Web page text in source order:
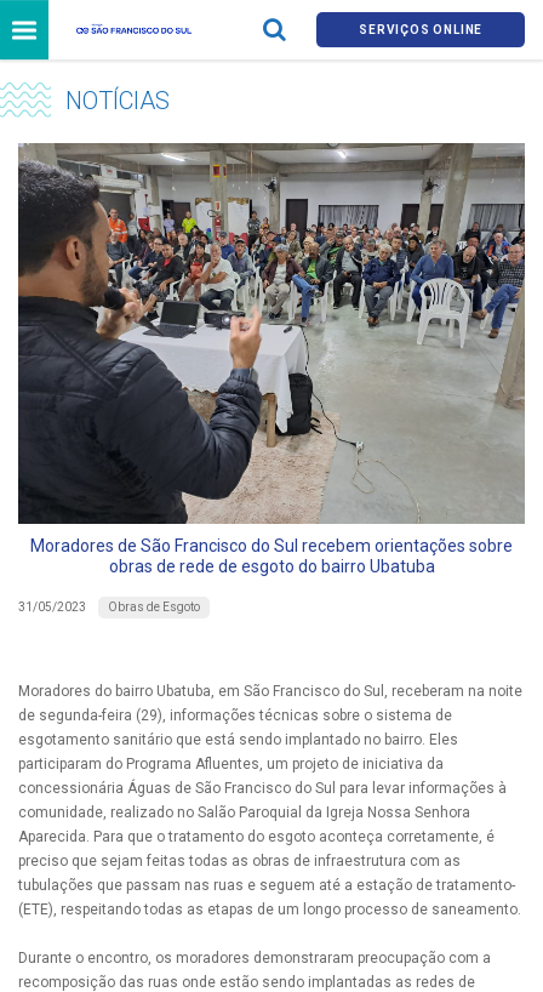
SERVIÇOS ONLINE
NOTÍCIAS
Moradores de São Francisco do Sul recebem orientações sobre
obras de rede de esgoto do bairro Ubatuba
31/05/2023 Obras de Esgoto
Moradores do bairro Ubatuba, em São Francisco do Sul, receberam na noite
de segunda-feira (29), informações técnicas sobre o sistema de
esgotamento sanitário que está sendo implantado no bairro. Eles
participaram do Programa Afluentes, um projeto de iniciativa da
concessionária Águas de São Francisco do Sul para levar informações à
comunidade, realizado no Salão Paroquial da Igreja Nossa Senhora
Aparecida. Para que o tratamento do esgoto aconteça corretamente, é
preciso que sejam feitas todas as obras de infraestrutura com as
tubulações que passam nas ruas e seguem até a estação de tratamento-
(ETE), respeitando todas as etapas de um longo processo de saneamento.
Durante o encontro, os moradores demonstraram preocupação com a
recomposição das ruas onde estão sendo implantadas as redes de